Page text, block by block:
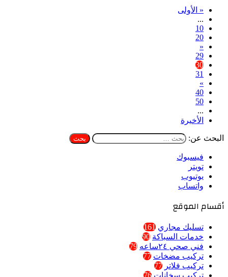
« الأولى
...
10
20
«
29
30
31
»
40
50
...
الأخيرة
البحث عن:
فيسبوك
تويتر
يوتيوب
واتساب
أقسام الموقع
تسليك مجاري 161
خدمات السباكة 90
فني صحي ٢٤ساعه
79
تركيب مضخات 77
تركيب فلاتر 77
تركيب سخانات 76